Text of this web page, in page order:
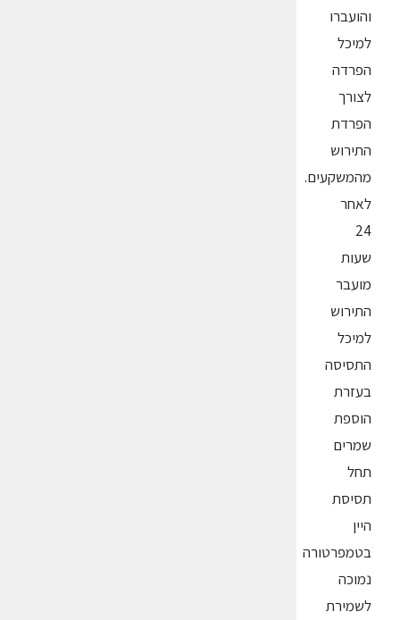
והועברו
למיכל
הפרדה
לצורך
הפרדת
התירוש
מהמשקעים.
לאחר
24
שעות
מועבר
התירוש
למיכל
התסיסה
בעזרת
הוספת
שמרים
תחל
תסיסת
היין
בטמפרטורה
נמוכה
לשמירת